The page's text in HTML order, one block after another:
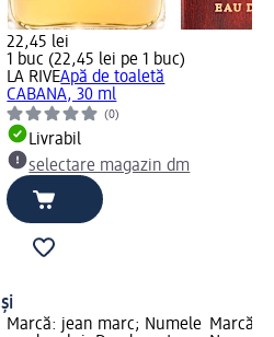
22,45 lei
1 buc (22,45 lei pe 1 buc)
LA RIVEApă de toaletă
CABANA, 30 ml
(0)
Livrabil
selectare magazin dm
Marcă: jean marc; Numele
Marcă: